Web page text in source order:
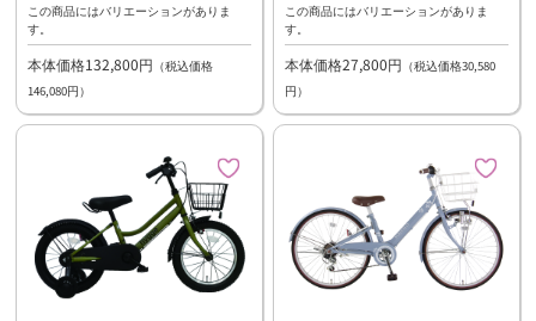
この商品にはバリエーションがありま
す。
本体価格132,800円 （税込価格
146,080円）
この商品にはバリエーションがありま
す。
本体価格27,800円 （税込価格30,580
円）